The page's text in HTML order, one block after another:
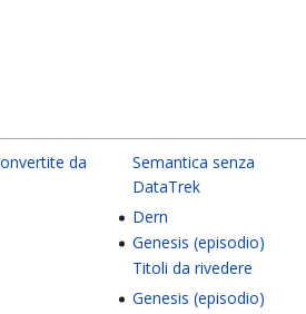
da
Semantica senza
DataTrek
Dern
Genesis (episodio)
Titoli da rivedere
Genesis (episodio)